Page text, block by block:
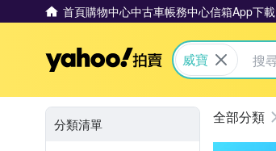
首頁購物中心中古車帳務中心信箱App下載
Yahoo拍賣
威寶
分類清單